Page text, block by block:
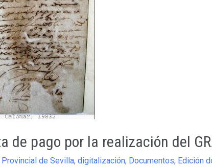
de pago por la realización del
de Sevilla, digitalización, Documentos, Edición